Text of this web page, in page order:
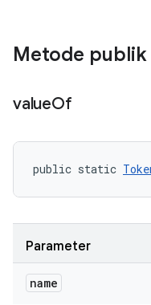
Metode publik
valueOf
public static
Parameter
name